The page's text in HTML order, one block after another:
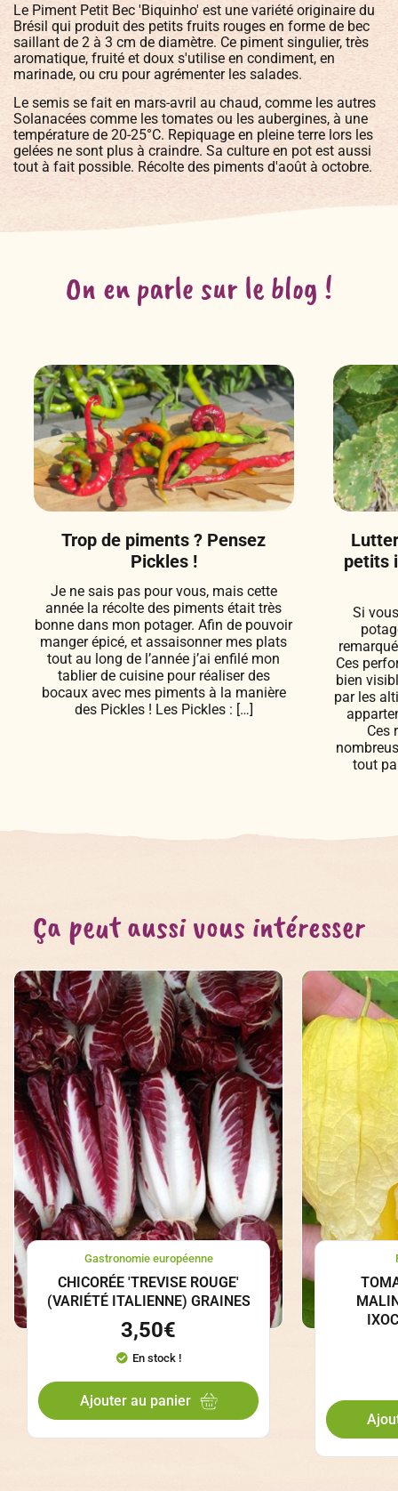
Le Piment Petit Bec 'Biquinho' est une variété originaire du
Brésil qui produit des petits fruits rouges en forme de bec
saillant de 2 à 3 cm de diamètre. Ce piment singulier, très
aromatique, fruité et doux s'utilise en condiment, en
marinade, ou cru pour agrémenter les salades.
Le semis se fait en mars-avril au chaud, comme les autres
Solanacées comme les tomates ou les aubergines, à une
température de 20-25°C. Repiquage en pleine terre lors les
gelées ne sont plus à craindre. Sa culture en pot est aussi
tout à fait possible. Récolte des piments d'août à octobre.
On en parle sur le blog !
Trop de piments ? Pensez
Pickles !
Je ne sais pas pour vous, mais cette
année la récolte des piments était très
bonne dans mon potager. Afin de pouvoir
manger épicé, et assaisonner mes plats
tout au long de l’année j’ai enfilé mon
tablier de cuisine pour réaliser des
bocaux avec mes piments à la manière
des Pickles ! Les Pickles : […]
petits
Si
Ces
bien
par les
Ces
tout
Ça peut aussi vous intéresser
Gastronomie européenne
CHICORÉE 'TREVISE ROUGE'
(VARIÉTÉ ITALIENNE) GRAINES
3,50€
En stock !
Ajouter au panier